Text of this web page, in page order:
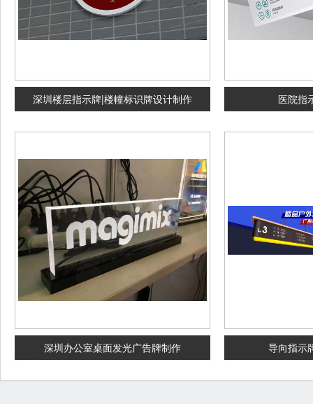
深圳楼层指示牌|楼幢标识牌设计制作 医院指
深圳办公室桌面发光广告牌制作 导向指示